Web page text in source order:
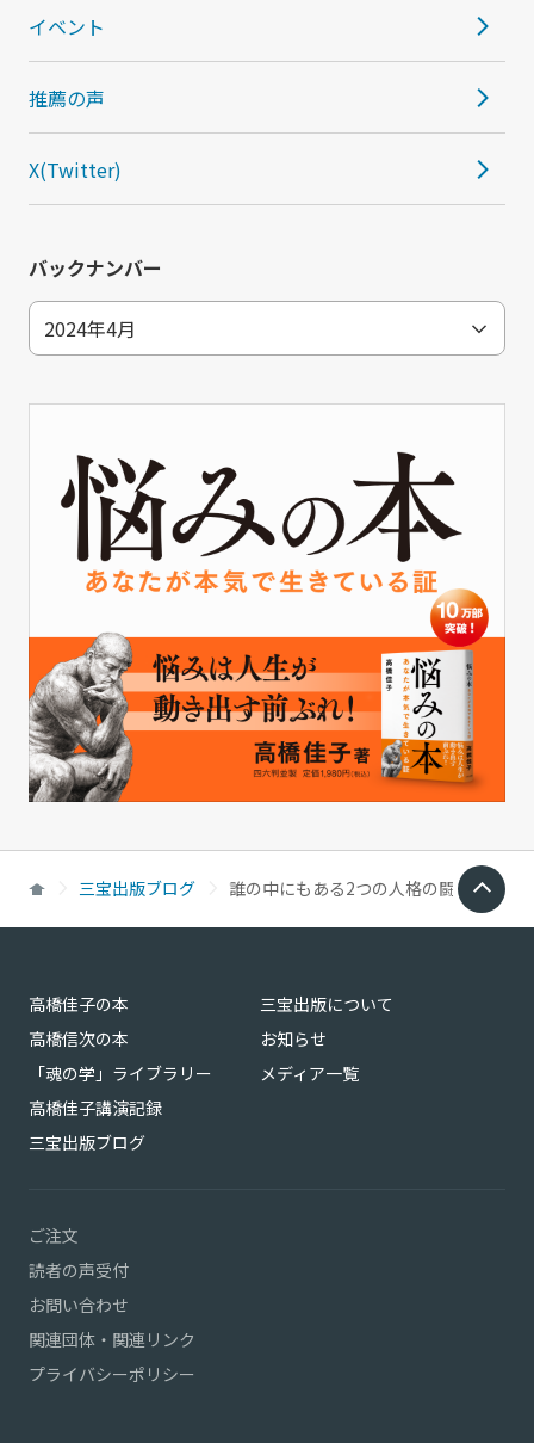
イベント
推薦の声
X(Twitter)
バックナンバー
三宝出版ブログ 誰の中にもある2つの人格の闘い｜三宝
高橋佳子の本
高橋信次の本
「魂の学」ライブラリー
高橋佳子講演記録
三宝出版ブログ
三宝出版について
お知らせ
メディア一覧
ご注文
読者の声受付
お問い合わせ
関連団体・関連リンク
プライバシーポリシー